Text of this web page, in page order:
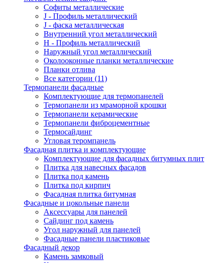
Cофиты металлические
J - Профиль металлический
J - фаска металлическая
Внутренний угол металлический
Н - Профиль металлический
Наружный угол металлический
Околооконные планки металлические
Планки отлива
Все категории (11)
Термопанели фасадные
Комплектующие для термопанелей
Термопанели из мраморной крошки
Термопанели керамические
Термопанели фиброцементные
Термосайдинг
Угловая теромпанель
Фасадная плитка и комплектующие
Комплектующие для фасадных битумных плит
Плитка для навесных фасадов
Плитка под камень
Плитка под кирпич
Фасадная плитка битумная
Фасадные и цокольные панели
Аксессуары для панелей
Сайдинг под камень
Угол наружный для панелей
Фасадные панели пластиковые
Фасадный декор
Камень замковый